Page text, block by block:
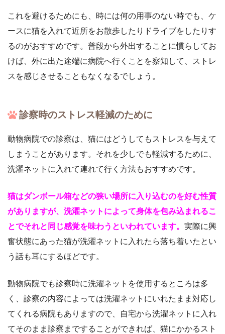
これを避けるためにも、時には何の用事のない時でも、ケ
ースに猫を入れて近所をお散歩したりドライブをしたりす
るのがおすすめです。普段から外出することに慣らしてお
けば、外に出た途端に病院へ行くことを察知して、ストレ
スを感じさせることもなくなるでしょう。
診察時のストレス軽減のために
動物病院での診察は、猫にはどうしてもストレスを与えて
しまうことがあります。それを少しでも軽減するために、
洗濯ネットに入れて連れて行く方法もおすすめです。
猫はダンボール箱などの狭い場所に入り込むのを好む性質
がありますが、洗濯ネットによって身体を包み込まれるこ
とでそれと同じ感覚を味わうといわれています。 実際に興
奮状態にあった猫が洗濯ネットに入れたら落ち着いたとい
う話も耳にするほどです。
動物病院でも診察時に洗濯ネットを使用するところは多
く、診察の内容によっては洗濯ネットにいれたまま対応し
てくれる病院もありますので、自宅から洗濯ネットに入れ
てそのまま診察まですることができれば、猫にかかるスト